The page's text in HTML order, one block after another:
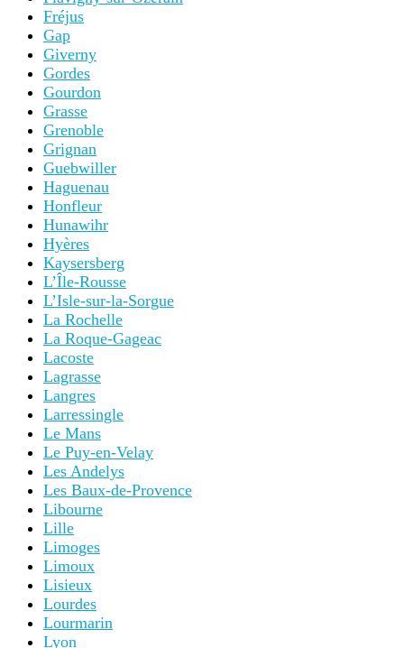
Fréjus
Gap
Giverny
Gordes
Gourdon
Grasse
Grenoble
Grignan
Guebwiller
Haguenau
Honfleur
Hunawihr
Hyères
Kaysersberg
L’Île-Rousse
L’Isle-sur-la-Sorgue
La Rochelle
La Roque-Gageac
Lacoste
Lagrasse
Langres
Larressingle
Le Mans
Le Puy-en-Velay
Les Andelys
Les Baux-de-Provence
Libourne
Lille
Limoges
Limoux
Lisieux
Lourdes
Lourmarin
Lyon